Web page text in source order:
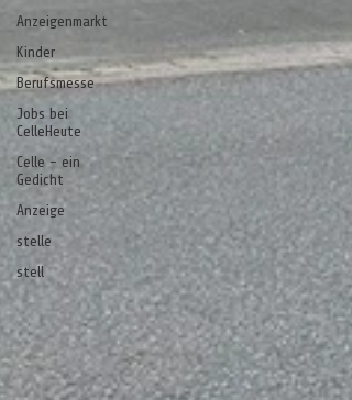
Anzeigenmarkt
Kinder
Berufsmesse
Jobs bei
CelleHeute
Celle - ein
Gedicht
Anzeige
stelle
stell